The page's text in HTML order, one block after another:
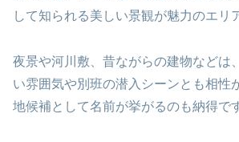
して知られる美しい景観が魅力のエリ
夜景や河川敷、昔ながらの建物などは
い雰囲気や別班の潜入シーンとも相性
地候補として名前が挙がるのも納得で